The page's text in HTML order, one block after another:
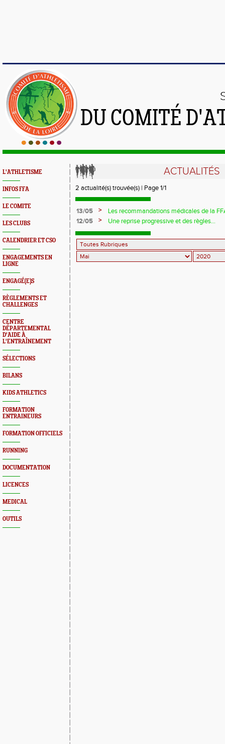
DU COMITÉ
L'ATHLETISME
INFOS FFA
LE COMITE
LES CLUBS
CALENDRIER ET CSO
ENGAGEMENTS EN
LIGNE
ENGAGÉ(E)S
RÈGLEMENTS ET
CHALLENGES
CENTRE
DÉPARTEMENTAL
D'AIDE À
L'ENTRAÎNEMENT
SÉLECTIONS
BILANS
KIDS ATHLETICS
FORMATION
ENTRAINEURS
FORMATION OFFICIELS
RUNNING
DOCUMENTATION
LICENCES
MEDICAL
OUTILS
ACTUALITÉS
2 actualité(s) trouvée(s) | Page 1/1
13/05 >
Les recommandations médicales de la
12/05
> Une reprise progressive et des règles...